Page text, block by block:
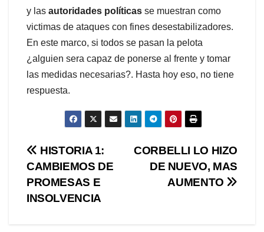
y las autoridades políticas se muestran como
victimas de ataques con fines desestabilizadores.
En este marco, si todos se pasan la pelota
¿alguien sera capaz de ponerse al frente y tomar
las medidas necesarias?. Hasta hoy eso, no tiene
respuesta.
Navegación
de
entradas
CORBELLI LO HIZO
DE NUEVO, MAS
AUMENTO
HISTORIA 1:
CAMBIEMOS DE
PROMESAS E
INSOLVENCIA